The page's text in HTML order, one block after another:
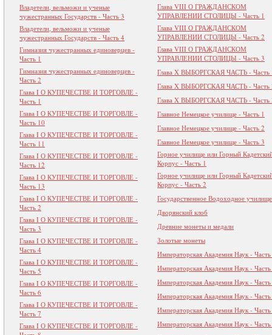
Владетели, вельможи и ученые
чужестранных Государств - Часть 3
Владетели, вельможи и ученые
чужестранных Государств - Часть 4
Гимназия чужестранных единоверцев -
Часть 1
Гимназия чужестранных единоверцев -
Часть 2
Глава I О КУПЕЧЕСТВЕ И ТОРГОВЛЕ -
Часть 1
Глава I О КУПЕЧЕСТВЕ И ТОРГОВЛЕ -
Часть 10
Глава I О КУПЕЧЕСТВЕ И ТОРГОВЛЕ -
Часть 11
Глава I О КУПЕЧЕСТВЕ И ТОРГОВЛЕ -
Часть 12
Глава I О КУПЕЧЕСТВЕ И ТОРГОВЛЕ -
Часть 13
Глава I О КУПЕЧЕСТВЕ И ТОРГОВЛЕ -
Часть 2
Глава I О КУПЕЧЕСТВЕ И ТОРГОВЛЕ -
Часть 3
Глава I О КУПЕЧЕСТВЕ И ТОРГОВЛЕ -
Часть 4
Глава I О КУПЕЧЕСТВЕ И ТОРГОВЛЕ -
Часть 5
Глава I О КУПЕЧЕСТВЕ И ТОРГОВЛЕ -
Часть 6
Глава I О КУПЕЧЕСТВЕ И ТОРГОВЛЕ -
Часть 7
Глава I О КУПЕЧЕСТВЕ И ТОРГОВЛЕ -
Глава VIII О ГРАЖДАНСКОМ
УПРАВЛЕНИИ СТОЛИЦЫ - Часть 1
Глава VIII О ГРАЖДАНСКОМ
УПРАВЛЕНИИ СТОЛИЦЫ - Часть 2
Глава VIII О ГРАЖДАНСКОМ
УПРАВЛЕНИИ СТОЛИЦЫ - Часть 3
Глава X ВЫБОРГСКАЯ ЧАСТЬ - Часть
Глава X ВЫБОРГСКАЯ ЧАСТЬ - Часть
Глава X ВЫБОРГСКАЯ ЧАСТЬ - Часть
Главное Немецкое училище - Часть 1
Главное Немецкое училище - Часть 2
Главное Немецкое училище - Часть 3
Горное училище или Горный
Корпус - Часть 1
Горное училище или Горный
Корпус - Часть 2
Государственное Водоходное училище
Дворянский клоб
Древние монеты и медали
Золотые монеты
Императорская Академия Наук -
Императорская Академия Наук -
Императорская Академия Наук -
Императорская Академия Наук -
Императорская Академия Наук -
Императорская Академия Наук -